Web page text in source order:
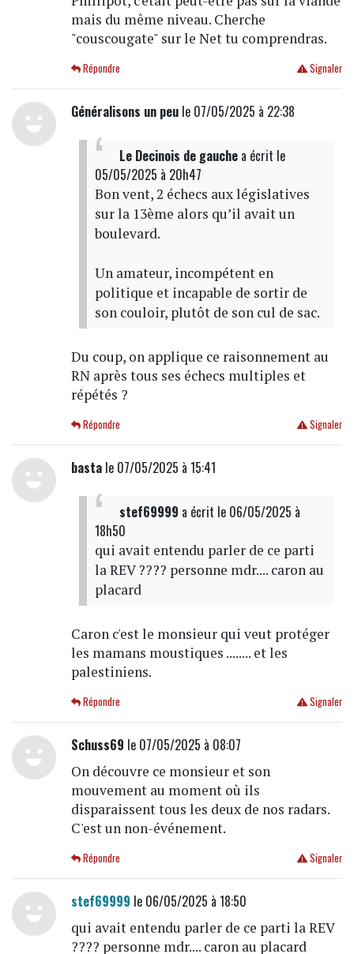
mais du même niveau. Cherche
"couscougate" sur le Net tu comprendras.
Signaler
Répondre
Généralisons un peule 07/05/2025 à 22:38
Le Decinois de gauchea écrit le
05/05/2025 à 20h47
Bon vent, 2 échecs aux législatives
sur la 13ème alors qu’il avait un
boulevard.
Un amateur, incompétent en
politique et incapable de sortir de
son couloir, plutôt de son cul de sac.
Du coup, on applique ce raisonnement au
RN après tous ses échecs multiples et
répétés ?
Signaler
Répondre
bastale 07/05/2025 à 15:41
stef69999 a écrit le 06/05/2025 à
18h50
qui avait entendu parler de ce parti
la REV ???? personne mdr.... caron au
placard
Caron c'est le monsieur qui veut protéger
les mamans moustiques ........ et les
palestiniens.
Signaler
Répondre
Schuss69 le 07/05/2025 à 08:07
On découvre ce monsieur et son
mouvement au moment où ils
disparaissent tous les deux de nos radars.
C'est un non-événement.
Signaler
Répondre
stef69999 le 06/05/2025 à 18:50
qui avait entendu parler de ce parti la REV
???? personne mdr.... caron au placard